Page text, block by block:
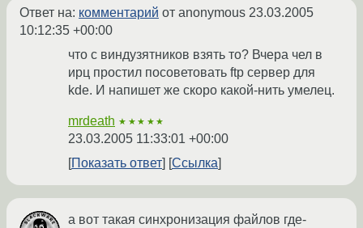
Ответ на: комментарий от anonymous 23.03.2005
10:12:35 +00:00
что с виндузятников взять то? Вчера чел в
ирц простил посоветовать ftp сервер для
kde. И напишет же скоро какой-нить умелец.
mrdeath ★★★★★
23.03.2005 11:33:01 +00:00
Показать ответ
Ссылка
а вот такая синхронизация файлов где-